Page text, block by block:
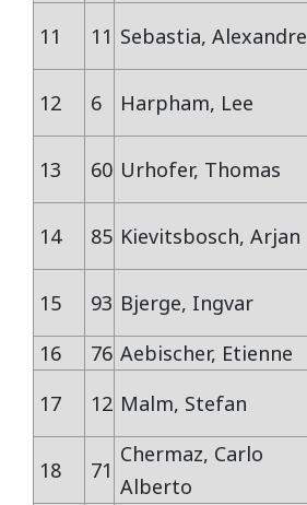
11 11 Sebastia, Alexandre
12 6 Harpham, Lee
13 60 Urhofer, Thomas
14 85 Kievitsbosch, Arjan
15 93 Bjerge, Ingvar
16
76 Aebischer, Etienne
17
12 Malm, Stefan
18 71
Chermaz, Carlo
Alberto